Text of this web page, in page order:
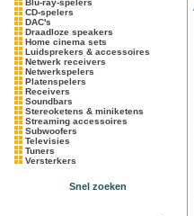
Blu-ray-spelers
CD-spelers
DAC's
Draadloze speakers
Home cinema sets
Luidsprekers & accessoires
Netwerk receivers
Netwerkspelers
Platenspelers
Receivers
Soundbars
Stereoketens & miniketens
Streaming accessoires
Subwoofers
Televisies
Tuners
Versterkers
Snel zoeken